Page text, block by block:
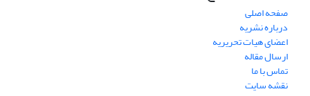
صفحه اصلی
درباره نشریه
اعضای هیات تحریریه
ارسال مقاله
تماس با ما
نقشه سایت